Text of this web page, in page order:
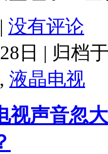
没有评论
日 | 归档
, 液晶电视
视声音忽